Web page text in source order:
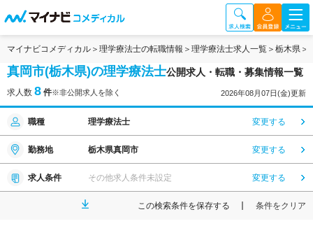
マイナビコメディカル 理学療法士の転職情報 理学療法士求人一覧 栃木県
真岡市(栃木県)の理学療法士公開求人・転職・募集情報一覧
求人数 8 件※非公開求人を除く 2026年08月07日(金)更新
職種 理学療法士 変更する
勤務地 栃木県真岡市 変更する
求人条件 その他求人条件未設定 変更する
この検索条件を保存する 条件をクリア